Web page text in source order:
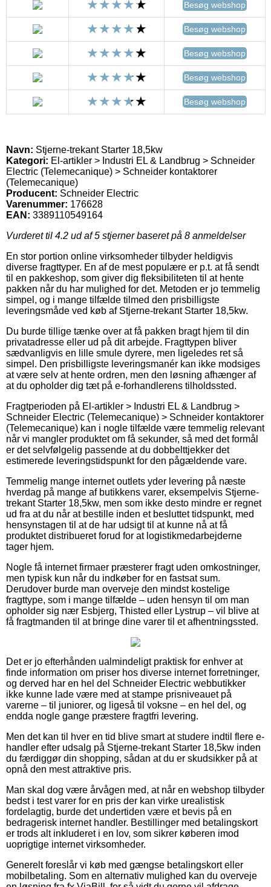
Besøg webshop
Besøg webshop
Besøg webshop
Besøg webshop
Besøg webshop
Navn: Stjerne-trekant Starter 18,5kw
Kategori: El-artikler > Industri EL & Landbrug > Schneider
Electric (Telemecanique) > Schneider kontaktorer
(Telemecanique)
Producent: Schneider Electric
Varenummer: 176628
EAN: 3389110549164
Vurderet til 4.2 ud af 5 stjerner baseret på 8 anmeldelser
En stor portion online virksomheder tilbyder heldigvis
diverse fragttyper. En af de mest populære er p.t. at få sendt
til en pakkeshop, som giver dig fleksibiliteten til at hente
pakken når du har mulighed for det. Metoden er jo temmelig
simpel, og i mange tilfælde tilmed den prisbilligste
leveringsmåde ved køb af Stjerne-trekant Starter 18,5kw.
Du burde tillige tænke over at få pakken bragt hjem til din
privatadresse eller ud på dit arbejde. Fragttypen bliver
sædvanligvis en lille smule dyrere, men ligeledes ret så
simpel. Den prisbilligste leveringsmanér kan ikke modsiges
at være selv at hente ordren, men den løsning afhænger af
at du opholder dig tæt på e-forhandlerens tilholdssted.
Fragtperioden på El-artikler > Industri EL & Landbrug >
Schneider Electric (Telemecanique) > Schneider kontaktorer
(Telemecanique) kan i nogle tilfælde være temmelig relevant
når vi mangler produktet om få sekunder, så med det formål
er det selvfølgelig passende at du dobbelttjekker det
estimerede leveringstidspunkt for den pågældende vare.
Temmelig mange internet outlets yder levering på næste
hverdag på mange af butikkens varer, eksempelvis Stjerne-
trekant Starter 18,5kw, men som ikke desto mindre er regnet
ud fra at du når at bestille inden et besluttet tidspunkt, med
hensynstagen til at de har udsigt til at kunne nå at få
produktet distribueret forud for at logistikmedarbejderne
tager hjem.
Nogle få internet firmaer præsterer fragt uden omkostninger,
men typisk kun når du indkøber for en fastsat sum.
Derudover burde man overveje den mindst kostelige
fragttype, som i mange tilfælde – uden hensyn til om man
opholder sig nær Esbjerg, Thisted eller Lystrup – vil blive at
få fragtmanden til at bringe dine varer til et afhentningssted.
Det er jo efterhånden ualmindeligt praktisk for enhver at
finde information om priser hos diverse internet forretninger,
og derved har en hel del Schneider Electric webbutikker
ikke kunne lade være med at stampe prisniveauet på
varerne – til juniorer, og ligeså til voksne – en hel del, og
endda nogle gange præstere fragtfri levering.
Men det kan til hver en tid blive smart at studere indtil flere e-
handler efter udsalg på Stjerne-trekant Starter 18,5kw inden
du færdiggør din shopping, sådan at du er skudsikker på at
opnå den mest attraktive pris.
Man skal dog være årvågen med, at når en webshop tilbyder
bedst i test varer for en pris der kan virke urealistisk
fordelagtig, burde det undertiden være et bevis på en
bedragerisk internet handler. Bestillinger med betalingskort
er trods alt inkluderet i en lov, som sikrer køberen imod
uoprigtige internet virksomheder.
Generelt foreslår vi køb med gængse betalingskort eller
mobilbetaling. Som en alternativ mulighed kan du overveje